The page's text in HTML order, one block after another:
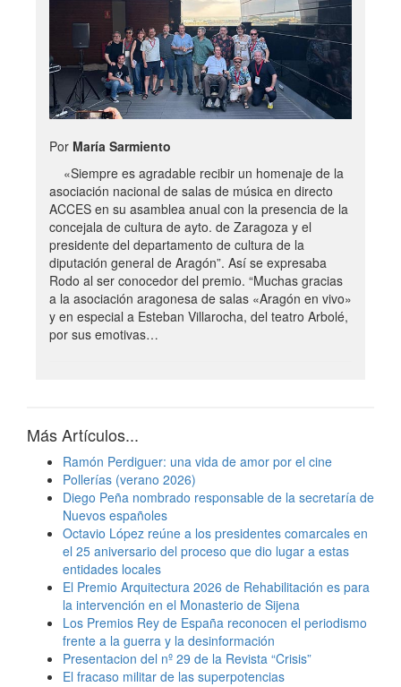
Por María Sarmiento
«Siempre es agradable recibir un homenaje de la
asociación nacional de salas de música en directo
ACCES en su asamblea anual con la presencia de la
concejala de cultura de ayto. de Zaragoza y el
presidente del departamento de cultura de la
diputación general de Aragón”. Así se expresaba
Rodo al ser conocedor del premio. “Muchas gracias
a la asociación aragonesa de salas «Aragón en vivo»
y en especial a Esteban Villarocha, del teatro Arbolé,
por sus emotivas…
Más Artículos...
Ramón Perdiguer: una vida de amor por el cine
Pollerías (verano 2026)
Diego Peña nombrado responsable de la secretaría de
Nuevos españoles
Octavio López reúne a los presidentes comarcales en
el 25 aniversario del proceso que dio lugar a estas
entidades locales
El Premio Arquitectura 2026 de Rehabilitación es para
la intervención en el Monasterio de Sijena
Los Premios Rey de España reconocen el periodismo
frente a la guerra y la desinformación
Presentacion del nº 29 de la Revista “Crisis”
El fracaso militar de las superpotencias